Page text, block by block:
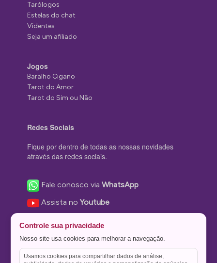
Tarólogos
Estelas do chat
Videntes
Seja um afiliado
Jogos
Baralho Cigano
Tarot do Amor
Tarot do Sim ou Não
Redes Sociais
Fique por dentro de todas as nossas novidades
através das redes sociais.
Fale conosco viaWhatsApp
Assista noYoutube
Nos siga no Instagram
Nos siga noTwitter
Controle sua privacidade
Nosso site usa cookies para melhorar a navegação.
Usamos cookies para compartilhar dados de análise,